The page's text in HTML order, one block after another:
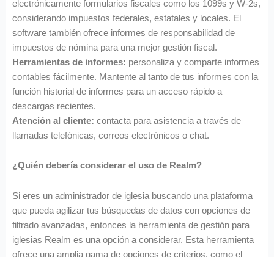
electrónicamente formularios fiscales como los 1099s y W-2s,
considerando impuestos federales, estatales y locales. El
software también ofrece informes de responsabilidad de
impuestos de nómina para una mejor gestión fiscal.
Herramientas de informes: personaliza y comparte informes
contables fácilmente. Mantente al tanto de tus informes con la
función historial de informes para un acceso rápido a
descargas recientes.
Atención al cliente: contacta para asistencia a través de
llamadas telefónicas, correos electrónicos o chat.
¿Quién debería considerar el uso de Realm?
Si eres un administrador de iglesia buscando una plataforma
que pueda agilizar tus búsquedas de datos con opciones de
filtrado avanzadas, entonces la herramienta de gestión para
iglesias Realm es una opción a considerar. Esta herramienta
ofrece una amplia gama de opciones de criterios, como el